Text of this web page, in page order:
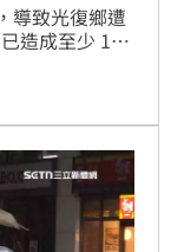
導致光復鄉遭
造成至少 18
的光輝。然
義，私訊多名
證實根本未到